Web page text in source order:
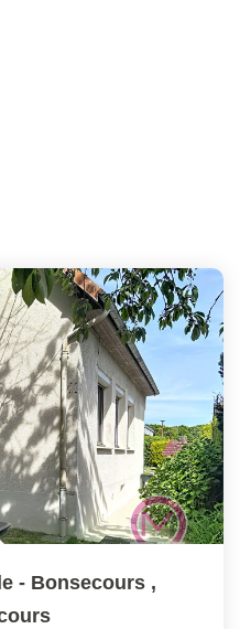
- Bonsecours ,